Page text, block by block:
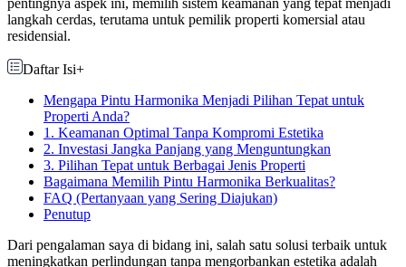
pentingnya aspek ini, memilih sistem keamanan yang tepat menjadi
langkah cerdas, terutama untuk pemilik properti komersial atau
residensial.
Daftar Isi+
Mengapa Pintu Harmonika Menjadi Pilihan Tepat untuk
Properti Anda?
1. Keamanan Optimal Tanpa Kompromi Estetika
2. Investasi Jangka Panjang yang Menguntungkan
3. Pilihan Tepat untuk Berbagai Jenis Properti
Bagaimana Memilih Pintu Harmonika Berkualitas?
FAQ (Pertanyaan yang Sering Diajukan)
Penutup
Dari pengalaman saya di bidang ini, salah satu solusi terbaik untuk
meningkatkan perlindungan tanpa mengorbankan estetika adalah